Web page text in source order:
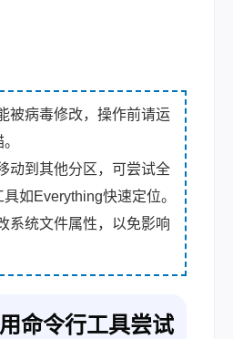
被病毒修改，操作前请运
动到其他分区，可尝试全
如Everything快速定位。
系统文件属性，以免影响
命令行工具尝试